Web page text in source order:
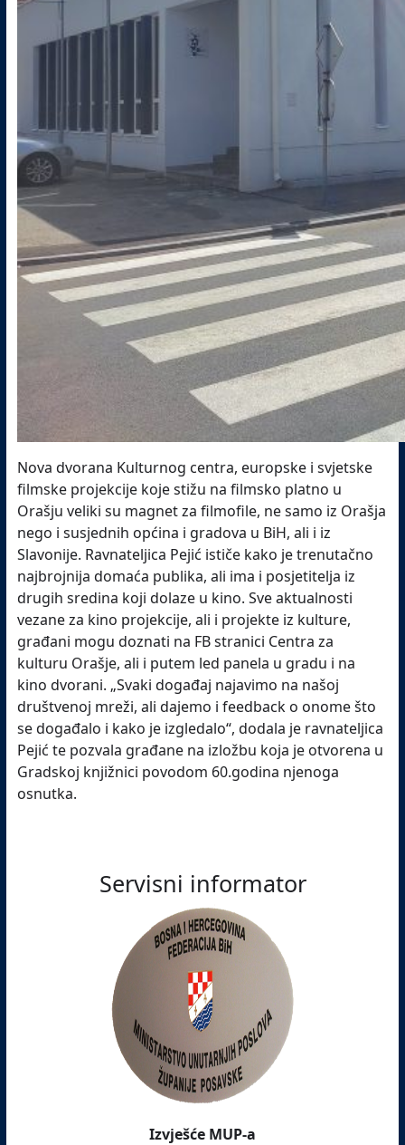
Nova dvorana Kulturnog centra, europske i svjetske
filmske projekcije koje stižu na filmsko platno u
Orašju veliki su magnet za filmofile, ne samo iz Orašja
nego i susjednih općina i gradova u BiH, ali i iz
Slavonije. Ravnateljica Pejić ističe kako je trenutačno
najbrojnija domaća publika, ali ima i posjetitelja iz
drugih sredina koji dolaze u kino. Sve aktualnosti
vezane za kino projekcije, ali i projekte iz kulture,
građani mogu doznati na FB stranici Centra za
kulturu Orašje, ali i putem led panela u gradu i na
kino dvorani. „Svaki događaj najavimo na našoj
društvenoj mreži, ali dajemo i feedback o onome što
se događalo i kako je izgledalo“, dodala je ravnateljica
Pejić te pozvala građane na izložbu koja je otvorena u
Gradskoj knjižnici povodom 60.godina njenoga
osnutka.
Servisni informator
Izvješće MUP-a